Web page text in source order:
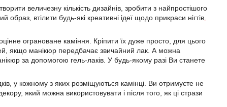
величезну кількість дизайнів, зробити з найпростішого
втілити будь-які креативні ідеї щодо прикраси нігтів
ограноване каміння. Кріпити їх дуже просто, для цього
якщо манікюр передбачає звичайний лак. А можна
за допомогою гель-лаків. У будь-якому разі Ви станете
у кожному з яких розміщуються камінці. Ви отримуєте не
який можна використовувати і після того, як ці стрази